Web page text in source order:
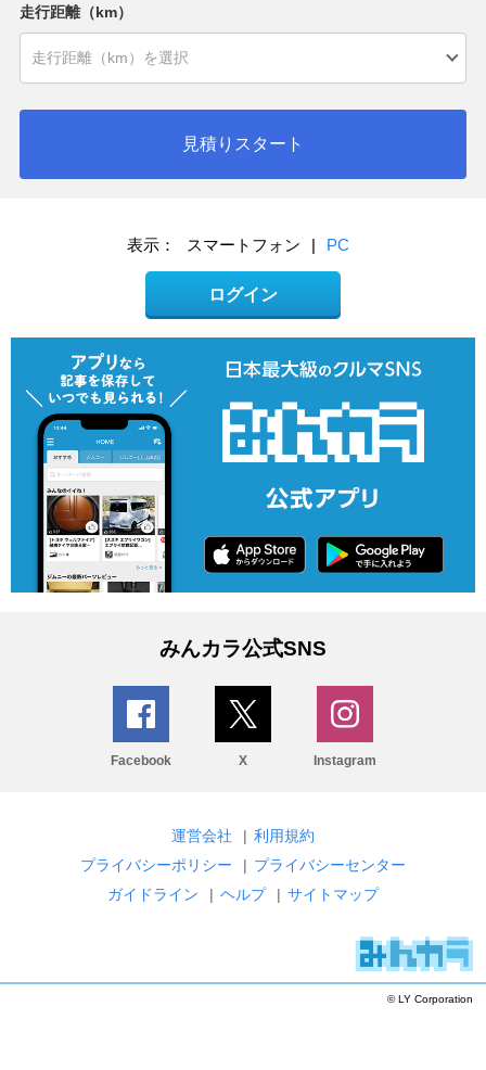
走行距離（km）
見積りスタート
表示： スマートフォン | PC
ログイン
みんカラ公式SNS
Facebook X Instagram
運営会社 | 利用規約
プライバシーポリシー
| プライバシーセンター
ガイドライン
| ヘルプ | サイトマップ
© LY Corporation